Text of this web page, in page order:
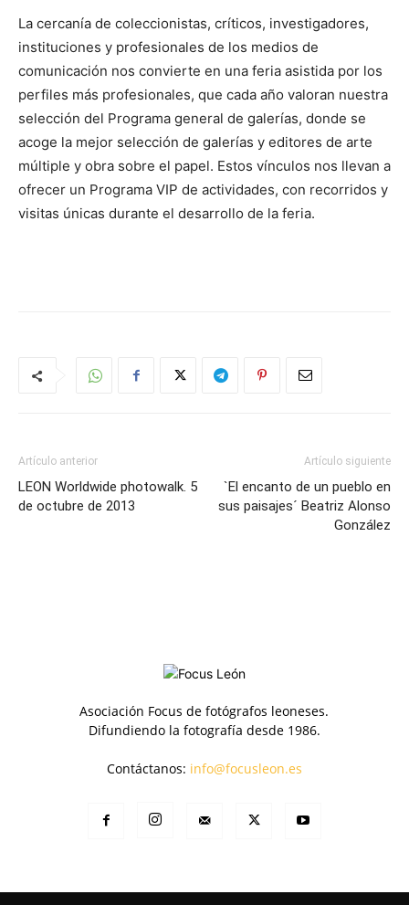
La cercanía de coleccionistas, críticos, investigadores,
instituciones y profesionales de los medios de
comunicación nos convierte en una feria asistida por los
perfiles más profesionales, que cada año valoran nuestra
selección del Programa general de galerías, donde se
acoge la mejor selección de galerías y editores de arte
múltiple y obra sobre el papel. Estos vínculos nos llevan a
ofrecer un Programa VIP de actividades, con recorridos y
visitas únicas durante el desarrollo de la feria.
Artículo anterior
LEON Worldwide photowalk. 5
de octubre de 2013
Artículo siguiente
`El encanto de un pueblo en
sus paisajes´ Beatriz Alonso
González
Asociación Focus de fotógrafos leoneses.
Difundiendo la fotografía desde 1986.
Contáctanos: info@focusleon.es